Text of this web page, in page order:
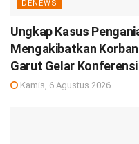
DENEWS
Ungkap Kasus
Mengakibatkan
Garut Gelar
Kamis, 6 Agustus 2026